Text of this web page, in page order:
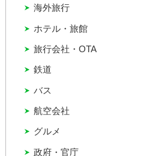
グルメ
バス
ホテル・旅館
政府・官庁
旅行会社・OTA
海外旅行
航空会社
鉄道